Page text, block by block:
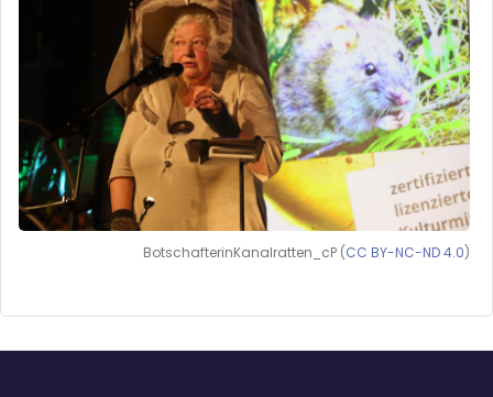
BotschafterinKanalratten_cP (CC BY-NC-ND 4.0)